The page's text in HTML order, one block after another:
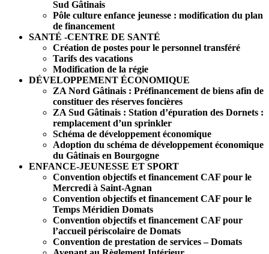
Sud Gâtinais
Pôle culture enfance jeunesse : modification du plan
de financement
SANTÉ -CENTRE DE SANTÉ
Création de postes pour le personnel transféré
Tarifs des vacations
Modification de la régie
DÉVELOPPEMENT ÉCONOMIQUE
ZA Nord Gâtinais : Préfinancement de biens afin de
constituer des réserves foncières
ZA Sud Gâtinais : Station d’épuration des Dornets :
remplacement d’un sprinkler
Schéma de développement économique
Adoption du schéma de développement économique
du Gâtinais en Bourgogne
ENFANCE-JEUNESSE ET SPORT
Convention objectifs et financement CAF pour le
Mercredi à Saint-Agnan
Convention objectifs et financement CAF pour le
Temps Méridien Domats
Convention objectifs et financement CAF pour
l’accueil périscolaire de Domats
Convention de prestation de services – Domats